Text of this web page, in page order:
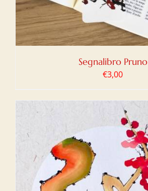
Segnalibro Pruno
€3,00